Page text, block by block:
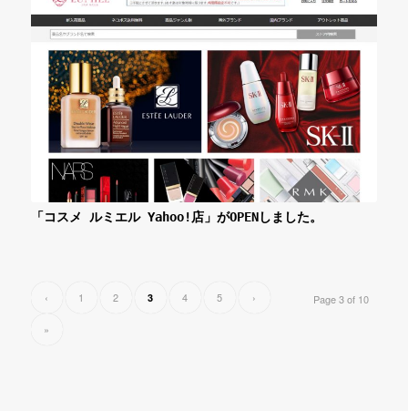
「コスメ ルミエル Yahoo!店」がOPENしました。
Page 3 of 10
‹ 1 2 3 4 5 ›
»